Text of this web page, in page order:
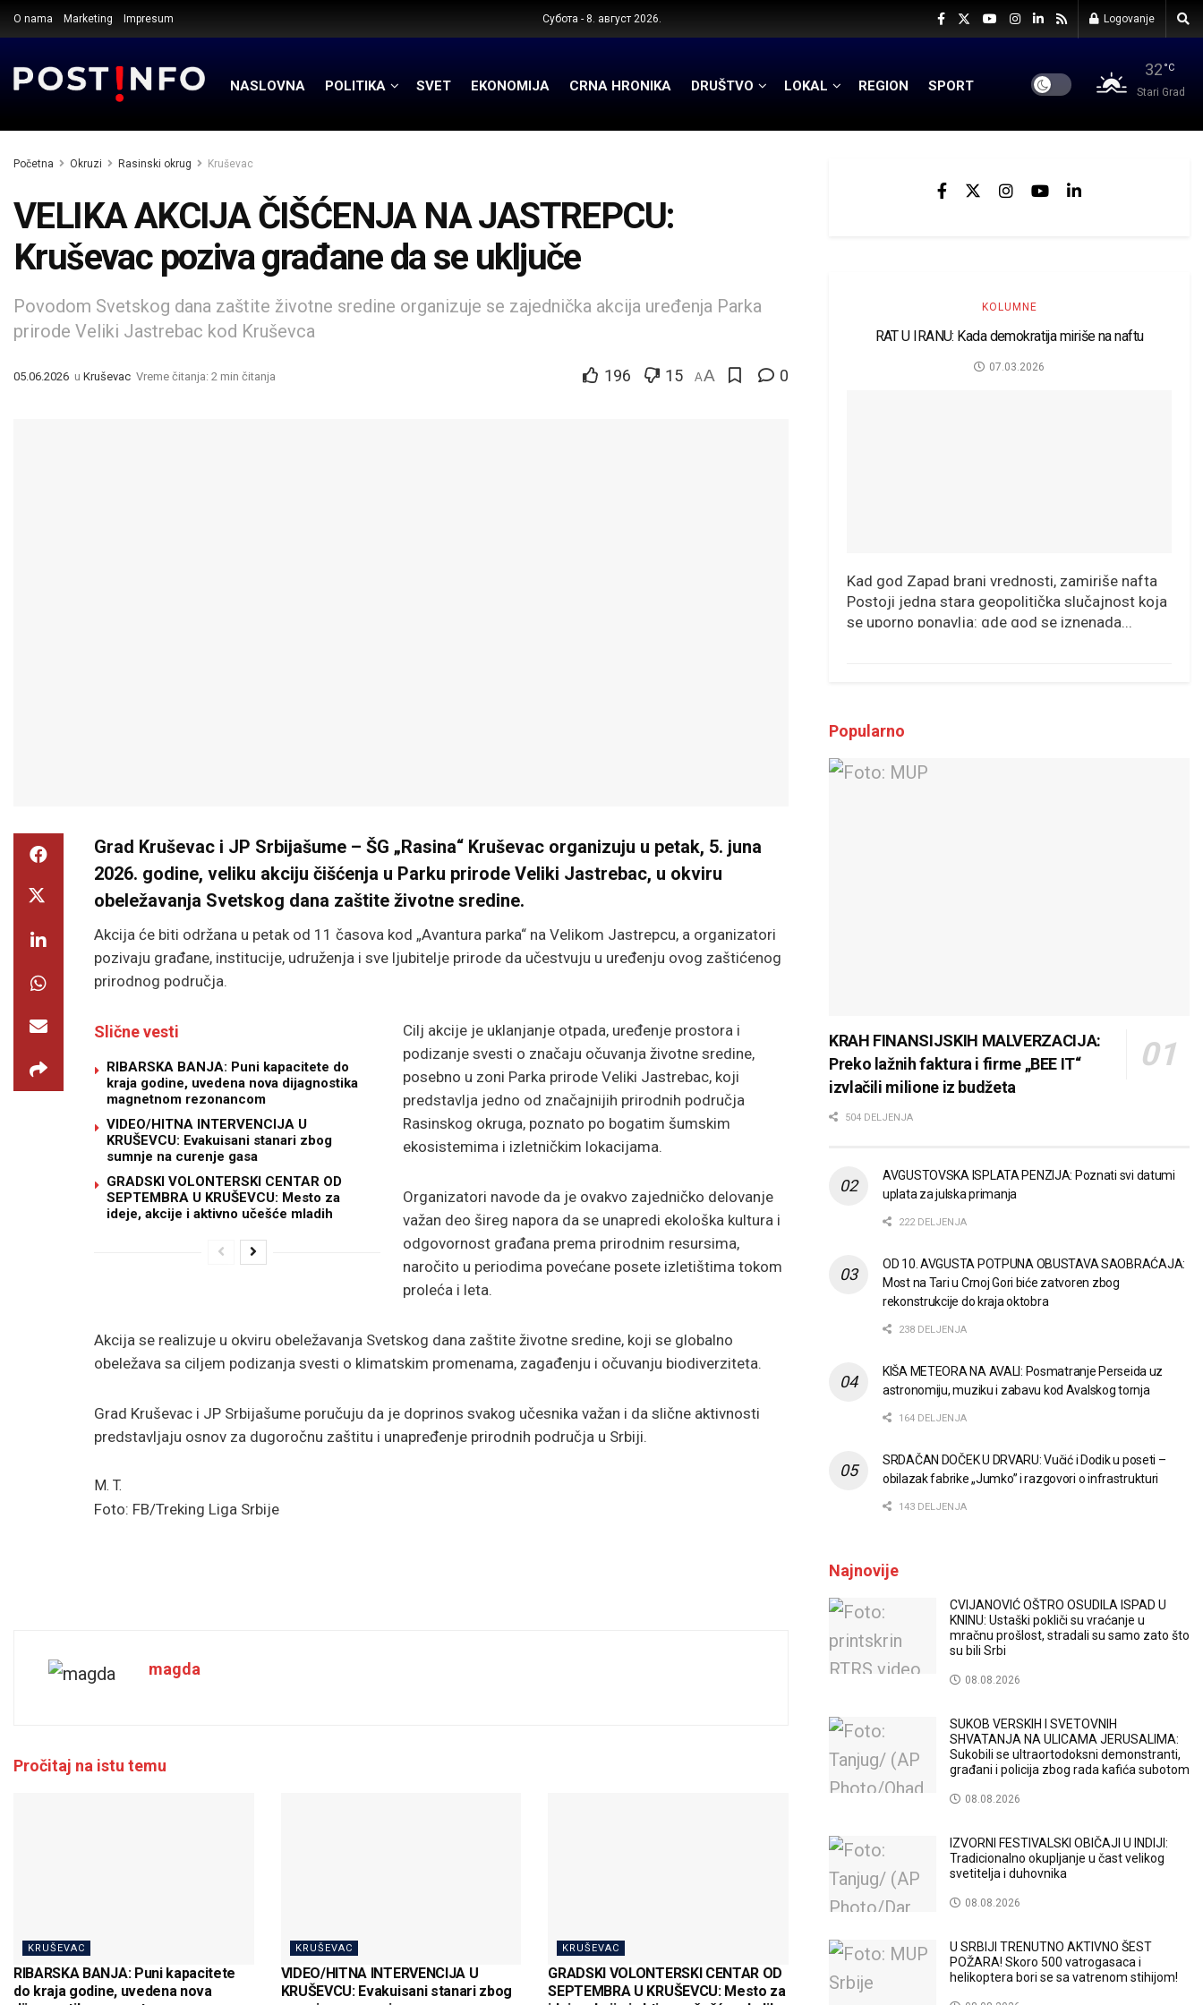
O nama Marketing Impresum Субота - 8. август 2026. Logovanje
NASLOVNA POLITIKA SVET EKONOMIJA CRNA HRONIKA DRUŠTVO LOKAL REGION SPORT
32 °C
Stari Grad
Početna Okruzi Rasinski okrug Kruševac
VELIKA AKCIJA ČIŠĆENJA NA JASTREPCU:
Kruševac poziva građane da se uključe
Povodom Svetskog dana zaštite životne sredine organizuje se zajednička akcija uređenja Parka
prirode Veliki Jastrebac kod Kruševca
05.06.2026 u Kruševac Vreme čitanja: 2 min čitanja 196 15 AA 0
Grad Kruševac i JP Srbijašume – ŠG „Rasina“ Kruševac organizuju u petak, 5. juna
2026. godine, veliku akciju čišćenja u Parku prirode Veliki Jastrebac, u okviru
obeležavanja Svetskog dana zaštite životne sredine.
Akcija će biti održana u petak od 11 časova kod „Avantura parka“ na Velikom Jastrepcu, a organizatori
pozivaju građane, institucije, udruženja i sve ljubitelje prirode da učestvuju u uređenju ovog zaštićenog
prirodnog područja.
Slične vesti
RIBARSKA BANJA: Puni kapacitete do
kraja godine, uvedena nova dijagnostika
magnetnom rezonancom
VIDEO/HITNA INTERVENCIJA U
KRUŠEVCU: Evakuisani stanari zbog
sumnje na curenje gasa
GRADSKI VOLONTERSKI CENTAR OD
SEPTEMBRA U KRUŠEVCU: Mesto za
ideje, akcije i aktivno učešće mladih
Cilj akcije je uklanjanje otpada, uređenje prostora i
podizanje svesti o značaju očuvanja životne sredine,
posebno u zoni Parka prirode Veliki Jastrebac, koji
predstavlja jedno od značajnijih prirodnih područja
Rasinskog okruga, poznato po bogatim šumskim
ekosistemima i izletničkim lokacijama.
Organizatori navode da je ovakvo zajedničko delovanje
važan deo šireg napora da se unapredi ekološka kultura i
odgovornost građana prema prirodnim resursima,
naročito u periodima povećane posete izletištima tokom
proleća i leta.
Akcija se realizuje u okviru obeležavanja Svetskog dana zaštite životne sredine, koji se globalno
obeležava sa ciljem podizanja svesti o klimatskim promenama, zagađenju i očuvanju biodiverziteta.
Grad Kruševac i JP Srbijašume poručuju da je doprinos svakog učesnika važan i da slične aktivnosti
predstavljaju osnov za dugoročnu zaštitu i unapređenje prirodnih područja u Srbiji.
M. T.
Foto: FB/Treking Liga Srbije
magda
Pročitaj na istu temu
KRUŠEVAC
RIBARSKA BANJA: Puni kapacitete
do kraja godine, uvedena nova
KRUŠEVAC
VIDEO/HITNA INTERVENCIJA U
KRUŠEVCU: Evakuisani stanari zbog
KRUŠEVAC
GRADSKI VOLONTERSKI CENTAR OD
SEPTEMBRA U KRUŠEVCU: Mesto za
KOLUMNE
RAT U IRANU: Kada demokratija miriše na naftu
07.03.2026
Kad god Zapad brani vrednosti, zamiriše nafta
Postoji jedna stara geopolitička slučajnost koja
se uporno ponavlja: gde god se iznenada...
Popularno
KRAH FINANSIJSKIH MALVERZACIJA:
Preko lažnih faktura i firme „BEE IT“
izvlačili milione iz budžeta
504 DELJENJA
AVGUSTOVSKA ISPLATA PENZIJA: Poznati svi datumi
uplata za julska primanja
222 DELJENJA
OD 10. AVGUSTA POTPUNA OBUSTAVA SAOBRAĆAJA:
Most na Tari u Crnoj Gori biće zatvoren zbog
rekonstrukcije do kraja oktobra
238 DELJENJA
KIŠA METEORA NA AVALI: Posmatranje Perseida uz
astronomiju, muziku i zabavu kod Avalskog tornja
164 DELJENJA
SRDAČAN DOČEK U DRVARU: Vučić i Dodik u poseti –
obilazak fabrike „Jumko” i razgovori o infrastrukturi
143 DELJENJA
Najnovije
CVIJANOVIĆ OŠTRO OSUDILA ISPAD U
KNINU: Ustaški pokliči su vraćanje u
mračnu prošlost, stradali su samo zato što
su bili Srbi
08.08.2026
SUKOB VERSKIH I SVETOVNIH
SHVATANJA NA ULICAMA JERUSALIMA:
Sukobili se ultraortodoksni demonstranti,
građani i policija zbog rada kafića subotom
08.08.2026
IZVORNI FESTIVALSKI OBIČAJI U INDIJI:
Tradicionalno okupljanje u čast velikog
svetitelja i duhovnika
08.08.2026
U SRBIJI TRENUTNO AKTIVNO ŠEST
POŽARA! Skoro 500 vatrogasaca i
helikoptera bori se sa vatrenom stihijom!